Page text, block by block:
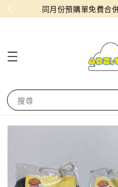
！ 同月份預購單免費合
搜尋